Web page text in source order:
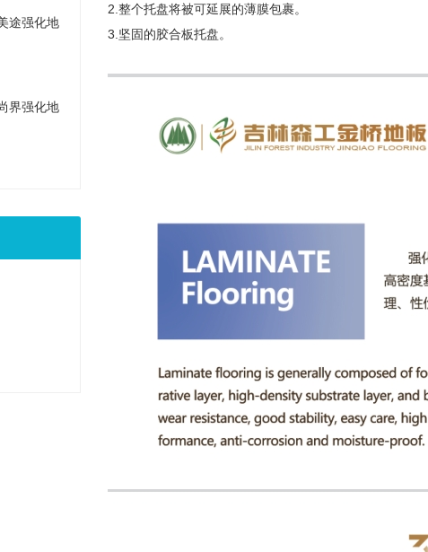
2.整个托盘将被可延展的薄膜包裹。
3.坚固的胶合板托盘。
途强化地
界强化地